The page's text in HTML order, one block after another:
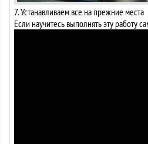
7. Устанавливаем все на прежние места
Если научитесь выполнять эту работу